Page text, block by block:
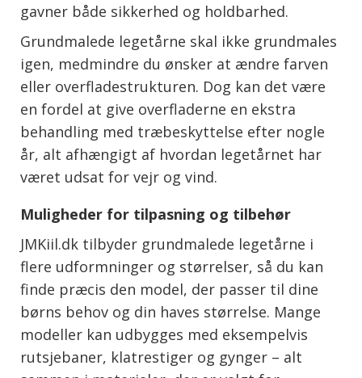
gavner både sikkerhed og holdbarhed.
Grundmalede legetårne skal ikke grundmales
igen, medmindre du ønsker at ændre farven
eller overfladestrukturen. Dog kan det være
en fordel at give overfladerne en ekstra
behandling med træbeskyttelse efter nogle
år, alt afhængigt af hvordan legetårnet har
været udsat for vejr og vind.
Muligheder for tilpasning og tilbehør
JMKiil.dk tilbyder grundmalede legetårne i
flere udformninger og størrelser, så du kan
finde præcis den model, der passer til dine
børns behov og din haves størrelse. Mange
modeller kan udbygges med eksempelvis
rutsjebaner, klatrestiger og gynger – alt